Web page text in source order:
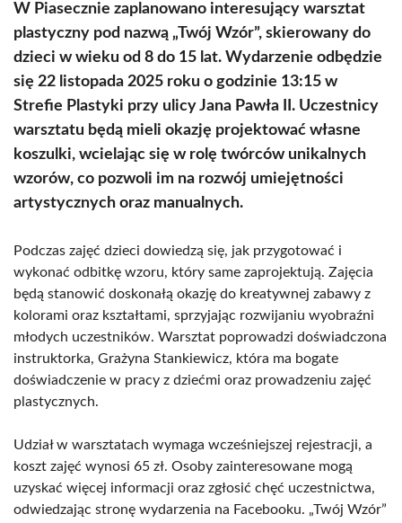
W Piasecznie zaplanowano interesujący warsztat
plastyczny pod nazwą „Twój Wzór”, skierowany do
dzieci w wieku od 8 do 15 lat. Wydarzenie odbędzie
się 22 listopada 2025 roku o godzinie 13:15 w
Strefie Plastyki przy ulicy Jana Pawła II. Uczestnicy
warsztatu będą mieli okazję projektować własne
koszulki, wcielając się w rolę twórców unikalnych
wzorów, co pozwoli im na rozwój umiejętności
artystycznych oraz manualnych.
Podczas zajęć dzieci dowiedzą się, jak przygotować i
wykonać odbitkę wzoru, który same zaprojektują. Zajęcia
będą stanowić doskonałą okazję do kreatywnej zabawy z
kolorami oraz kształtami, sprzyjając rozwijaniu wyobraźni
młodych uczestników. Warsztat poprowadzi doświadczona
instruktorka, Grażyna Stankiewicz, która ma bogate
doświadczenie w pracy z dziećmi oraz prowadzeniu zajęć
plastycznych.
Udział w warsztatach wymaga wcześniejszej rejestracji, a
koszt zajęć wynosi 65 zł. Osoby zainteresowane mogą
uzyskać więcej informacji oraz zgłosić chęć uczestnictwa,
odwiedzając stronę wydarzenia na Facebooku. „Twój Wzór”